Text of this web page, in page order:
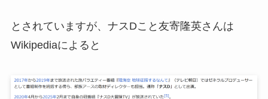
とされていますが、ナスDこと友寄隆英さんは
Wikipediaによると